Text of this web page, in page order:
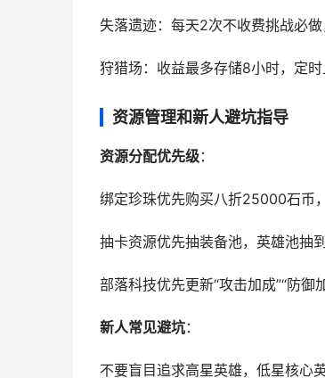
失落遗迹：每天2次不收费挑战必
狩猎场：收益最多存储8小时，定
资源管理和新人避坑指导
资源分配优先级：
绑定珍珠优先购买八折25000石币
抽卡资源优先抽装备池，英雄池抽
部落科技优先更新“攻击加成”“防御
新人常见避坑：
不要盲目追求高星英雄，低星核心